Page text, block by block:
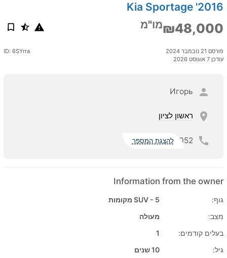
2016' Kia Sportage
₪48,000מו"מ
פורסם 21 נובמבר 2024
עודכן 7 אוגוסט 2026
ID: 6SYrra
Игорь
ראשון לציון
052 להצגת המספר
Information from the owner
גוף:
SUV - 5 מקומות
מצב:
מעולה
בעלים קודמים:
1
גיל:
10 שנים